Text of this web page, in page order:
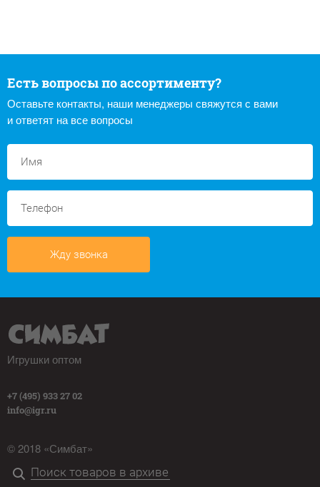
Есть вопросы по ассортименту?
Оставьте контакты, наши менеджеры свяжутся с вами
и ответят на все вопросы
Жду звонка
Игрушки оптом
+7 (495) 933 27 02
info@igr.ru
© 2018 «Симбат»